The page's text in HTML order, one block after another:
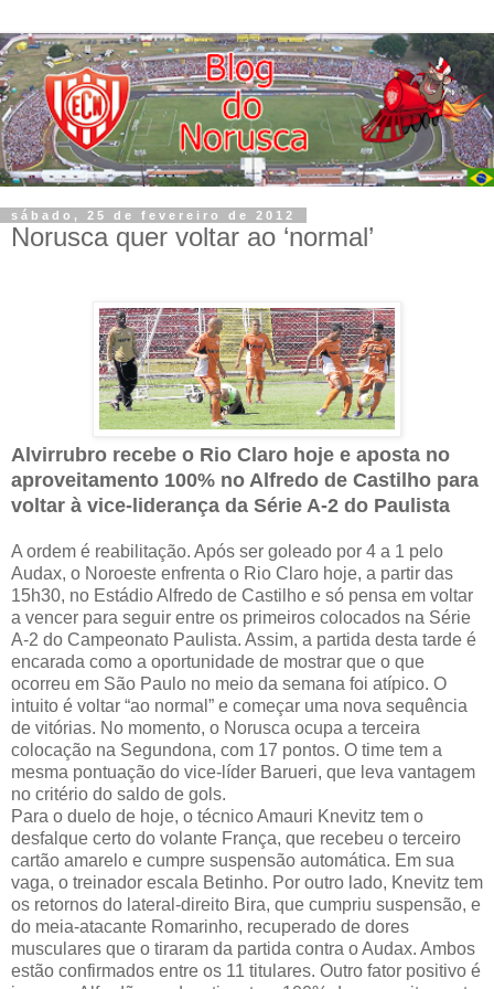
sábado, 25 de fevereiro de 2012
Norusca quer voltar ao ‘normal’
Alvirrubro recebe o Rio Claro hoje e aposta no
aproveitamento 100% no Alfredo de Castilho para
voltar à vice-liderança da Série A-2 do Paulista
A ordem é reabilitação. Após ser goleado por 4 a 1 pelo
Audax, o Noroeste enfrenta o Rio Claro hoje, a partir das
15h30, no Estádio Alfredo de Castilho e só pensa em voltar
a vencer para seguir entre os primeiros colocados na Série
A-2 do Campeonato Paulista. Assim, a partida desta tarde é
encarada como a oportunidade de mostrar que o que
ocorreu em São Paulo no meio da semana foi atípico. O
intuito é voltar “ao normal” e começar uma nova sequência
de vitórias. No momento, o Norusca ocupa a terceira
colocação na Segundona, com 17 pontos. O time tem a
mesma pontuação do vice-líder Barueri, que leva vantagem
no critério do saldo de gols.
Para o duelo de hoje, o técnico Amauri Knevitz tem o
desfalque certo do volante França, que recebeu o terceiro
cartão amarelo e cumpre suspensão automática. Em sua
vaga, o treinador escala Betinho. Por outro lado, Knevitz tem
os retornos do lateral-direito Bira, que cumpriu suspensão, e
do meia-atacante Romarinho, recuperado de dores
musculares que o tiraram da partida contra o Audax. Ambos
estão confirmados entre os 11 titulares. Outro fator positivo é